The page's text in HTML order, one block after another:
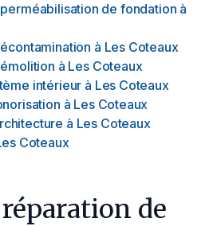
de fondation à
à Les Coteaux
à Les Coteaux
intérieur à Les Coteaux
à Les Coteaux
à Les Coteaux
Coteaux
de